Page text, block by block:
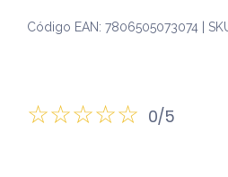
Código EAN: 7806505073074 |
0/5